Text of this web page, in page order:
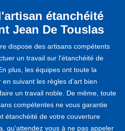
étanchéité
Jean De Touslas
dispose des artisans compétents
un travail sur l'étanchéité de
plus, les équipes ont toute la
suivant les règles d’art bien
un travail noble. De même, toute
compétentes ne vous garantie
étanchéité de votre couverture
qu'attendez vous à ne pas appeler